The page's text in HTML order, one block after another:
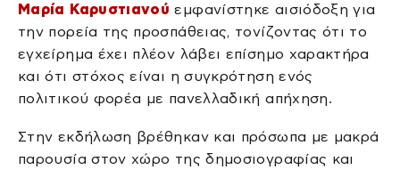
Μαρία Καρυστιανού εμφανίστηκε αισιόδοξη για
την πορεία της προσπάθειας, τονίζοντας ότι το
εγχείρημα έχει πλέον λάβει επίσημο χαρακτήρα
και ότι στόχος είναι η συγκρότηση ενός
πολιτικού φορέα με πανελλαδική απήχηση.
Στην εκδήλωση βρέθηκαν και πρόσωπα με μακρά
παρουσία στον χώρο της δημοσιογραφίας και